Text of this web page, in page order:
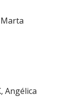
Marta
Angélica